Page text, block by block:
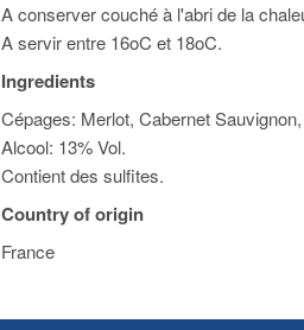
A conserver couché à l'abri de la
A servir entre 16oC et 18oC.
Ingredients
Cépages: Merlot, Cabernet
Alcool: 13% Vol.
Contient des sulfites.
Country of origin
France